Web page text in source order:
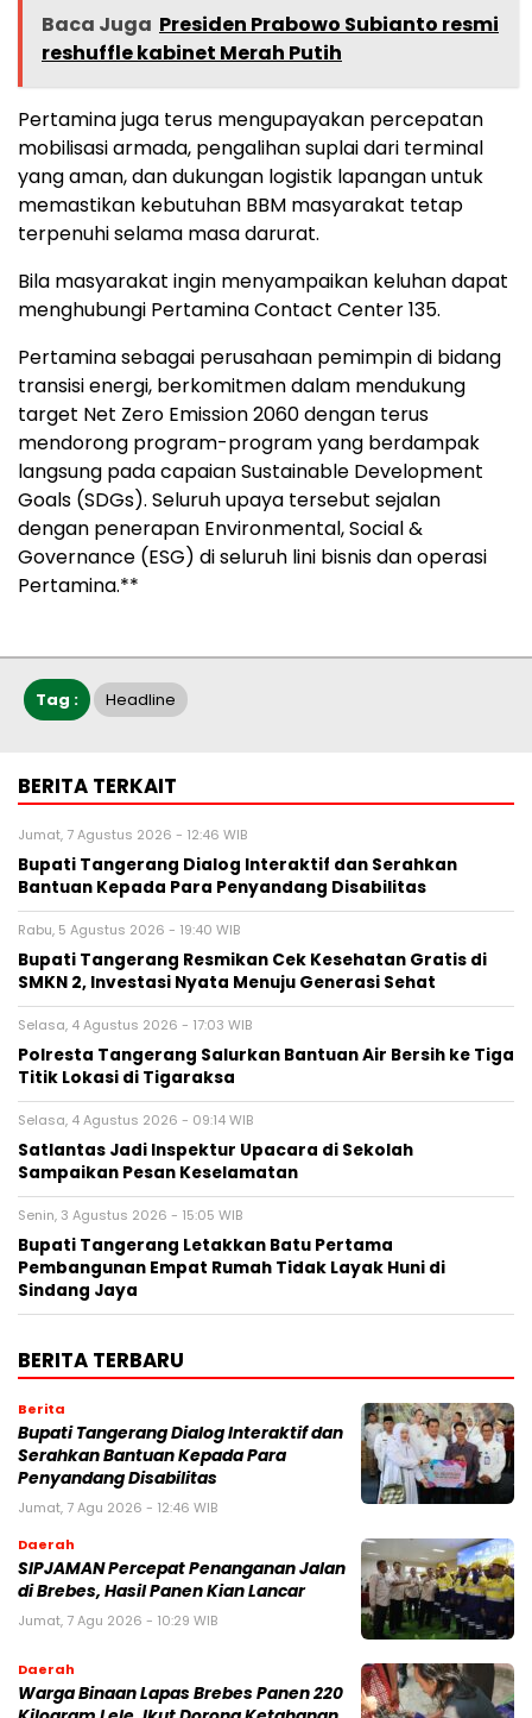
Baca Juga Presiden Prabowo Subianto resmi
reshuffle kabinet Merah Putih
Pertamina juga terus mengupayakan percepatan
mobilisasi armada, pengalihan suplai dari terminal
yang aman, dan dukungan logistik lapangan untuk
memastikan kebutuhan BBM masyarakat tetap
terpenuhi selama masa darurat.
Bila masyarakat ingin menyampaikan keluhan dapat
menghubungi Pertamina Contact Center 135.
Pertamina sebagai perusahaan pemimpin di bidang
transisi energi, berkomitmen dalam mendukung
target Net Zero Emission 2060 dengan terus
mendorong program-program yang berdampak
langsung pada capaian Sustainable Development
Goals (SDGs). Seluruh upaya tersebut sejalan
dengan penerapan Environmental, Social &
Governance (ESG) di seluruh lini bisnis dan operasi
Pertamina.**
Tag : Headline
BERITA TERKAIT
Jumat, 7 Agustus 2026 - 12:46 WIB
Bupati Tangerang Dialog Interaktif dan Serahkan
Bantuan Kepada Para Penyandang Disabilitas
Rabu, 5 Agustus 2026 - 19:40 WIB
‎Bupati Tangerang Resmikan Cek Kesehatan Gratis di
SMKN 2, Investasi Nyata Menuju Generasi Sehat
Selasa, 4 Agustus 2026 - 17:03 WIB
Polresta Tangerang Salurkan Bantuan Air Bersih ke Tiga
Titik Lokasi di Tigaraksa
Selasa, 4 Agustus 2026 - 09:14 WIB
Satlantas Jadi Inspektur Upacara di Sekolah
Sampaikan Pesan Keselamatan
Senin, 3 Agustus 2026 - 15:05 WIB
Bupati Tangerang Letakkan Batu Pertama
Pembangunan Empat Rumah Tidak Layak Huni di
Sindang Jaya
BERITA TERBARU
Berita
Bupati Tangerang Dialog Interaktif dan
Serahkan Bantuan Kepada Para
Penyandang Disabilitas
Jumat, 7 Agu 2026 - 12:46 WIB
Daerah
SIPJAMAN Percepat Penanganan Jalan
di Brebes, Hasil Panen Kian Lancar
Jumat, 7 Agu 2026 - 10:29 WIB
Daerah
Warga Binaan Lapas Brebes Panen 220